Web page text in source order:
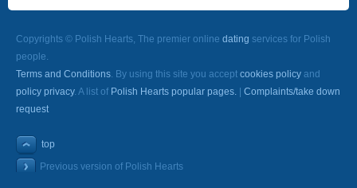
Copyrights © Polish Hearts, The premier online dating services for Polish
people.
Terms and Conditions. By using this site you accept cookies policy and
policy privacy. A list of Polish Hearts popular pages.
Complaints/take down
request
top
Previous version of Polish Hearts